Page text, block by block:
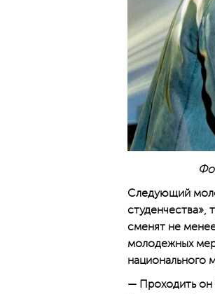
Следующий
студенчества»,
сменят не
молодежных
национального
— Проходить он